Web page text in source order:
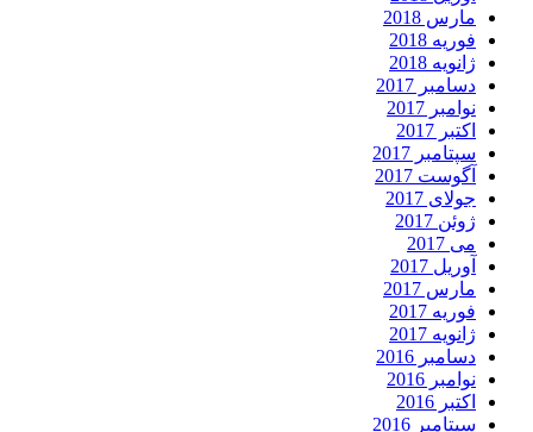
مارس 2018
فوریه 2018
ژانویه 2018
دسامبر 2017
نوامبر 2017
اکتبر 2017
سپتامبر 2017
آگوست 2017
جولای 2017
ژوئن 2017
می 2017
آوریل 2017
مارس 2017
فوریه 2017
ژانویه 2017
دسامبر 2016
نوامبر 2016
اکتبر 2016
سپتامبر 2016